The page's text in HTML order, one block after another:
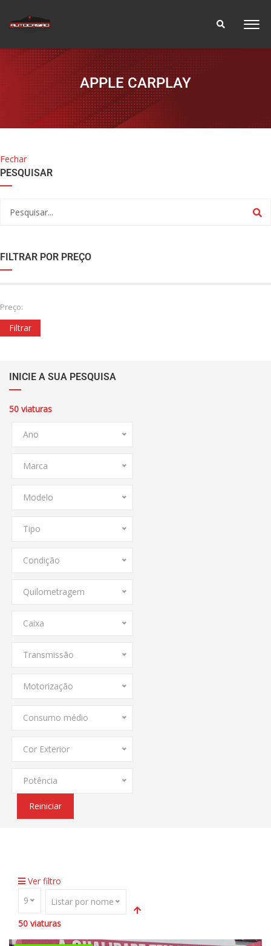
APPLE CARPLAY
Fechar
PESQUISAR
FILTRAR POR PREÇO
Preço:
Filtrar
INICIE A SUA PESQUISA
50 viaturas
Ano
Marca
Modelo
Tipo
Condição
Quilometragem
Caixa
Transmissão
Motorização
Consumo médio
Cor Exterior
Potência
Reiniciar
Ver filtro
9
Listar por nome
50 viaturas